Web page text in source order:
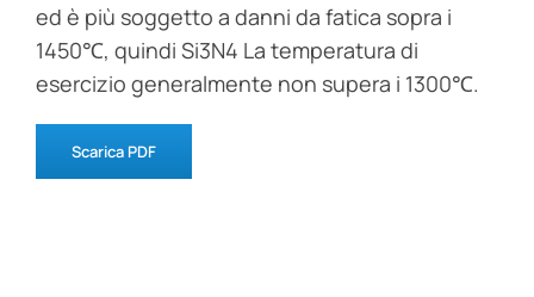
ed è più soggetto a danni da fatica sopra i
1450℃, quindi Si3N4 La temperatura di
esercizio generalmente non supera i 1300℃.
Scarica PDF